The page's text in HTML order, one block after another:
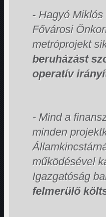
- Hagyó
Fővárosi
metróprojekt
beruházást
operatív
- Mind a
minden
működésével
Igazgatóság
felmerülő